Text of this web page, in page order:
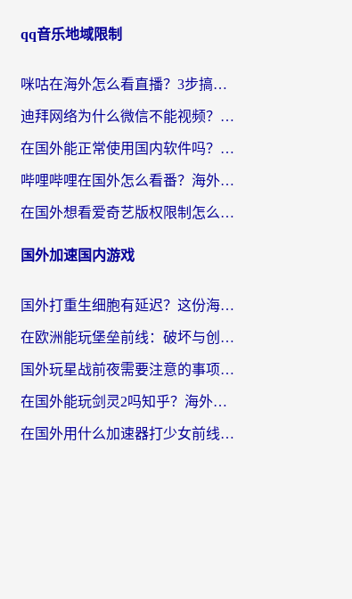
qq音乐地域限制
咪咕在海外怎么看直播？3步搞定地域限制，还能畅看腾讯视频与国内热剧
迪拜网络为什么微信不能视频？海外党必看的回国加速全攻略
在国外能正常使用国内软件吗？海外党亲测有效的无缝访问指南
哔哩哔哩在国外怎么看番？海外党追剧看片的终极解决方案
在国外想看爱奇艺版权限制怎么办？海外华人必看的追剧自由指南
国外加速国内游戏
国外打重生细胞有延迟？这份海外畅玩国服游戏加速器终极指南请收好
在欧洲能玩堡垒前线：破坏与创造吗？海外党国服游戏不卡顿的秘密
国外玩星战前夜需要注意的事项：一份来自老玩家的网络生存指南
在国外能玩剑灵2吗知乎？海外党亲测有效的国服游戏加速指南
在国外用什么加速器打少女前线：云图计划不卡？一个老玩家的掏心分享